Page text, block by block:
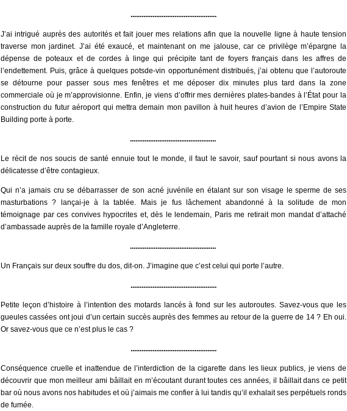
...............................................
J’ai intrigué auprès des autorités et fait jouer mes relations afin que la nouvelle ligne à haute tension
traverse mon jardinet. J’ai été exaucé, et maintenant on me jalouse, car ce privilège m’épargne la
dépense de poteaux et de cordes à linge qui précipite tant de foyers français dans les affres de
l’endettement. Puis, grâce à quelques potsde-vin opportunément distribués, j’ai obtenu que l’autoroute
se détourne pour passer sous mes fenêtres et me déposer dix minutes plus tard dans la zone
commerciale où je m’approvisionne. Enfin, je viens d’offrir mes dernières plates-bandes à l’État pour la
construction du futur aéroport qui mettra demain mon pavillon à huit heures d’avion de l’Empire State
Building porte à porte.
...............................................
Le récit de nos soucis de santé ennuie tout le monde, il faut le savoir, sauf pourtant si nous avons la
délicatesse d’être contagieux.
Qui n’a jamais cru se débarrasser de son acné juvénile en étalant sur son visage le sperme de ses
masturbations ? lançai-je à la tablée. Mais je fus lâchement abandonné à la solitude de mon
témoignage par ces convives hypocrites et, dès le lendemain, Paris me retirait mon mandat d’attaché
d’ambassade auprès de la famille royale d’Angleterre.
...............................................
Un Français sur deux souffre du dos, dit-on. J’imagine que c’est celui qui porte l’autre.
...............................................
Petite leçon d’histoire à l’intention des motards lancés à fond sur les autoroutes. Savez-vous que les
gueules cassées ont joui d’un certain succès auprès des femmes au retour de la guerre de 14 ? Eh oui.
Or savez-vous que ce n’est plus le cas ?
...............................................
Conséquence cruelle et inattendue de l’interdiction de la cigarette dans les lieux publics, je viens de
découvrir que mon meilleur ami bâillait en m’écoutant durant toutes ces années, il bâillait dans ce petit
bar où nous avons nos habitudes et où j’aimais me confier à lui tandis qu’il exhalait ses perpétuels ronds
de fumée.